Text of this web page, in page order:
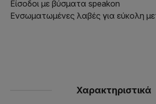
Είσοδοι με βύσματα speakon
Ενσωματωμένες λαβές για εύκολη
Χαρακτηριστικά